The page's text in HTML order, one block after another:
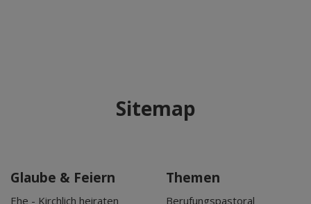
Sitemap
Glaube & Feiern
Ehe - Kirchlich heiraten
Themen
Berufungspastoral